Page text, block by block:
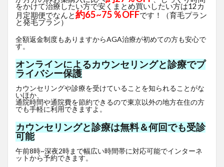
をかけて治療したい方で安くまとめ買いしたい方は12カ
月定期便でなんと約65~75％OFFです！（育毛プラン
と発毛プラン）
全額返金制度もありますからAGA治療が初めての方も安心で
す。
オンラインによるカウンセリングと診療でプ
ライバシー保護
カウンセリングや診療を受けていることを知られることがな
いほか、
通院時間や通院費を節約できるので東京以外の地方在住の方
でも手軽に利用できますよ。
カウンセリングと診療は無料＆何回でも受診
可能
午前8時~深夜2時まで幅広い時間帯に対応可能でインターネ
ットから予約できます。